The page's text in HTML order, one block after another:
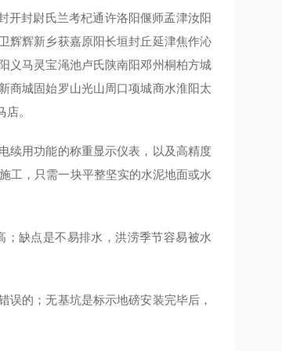
开封尉氏兰考杞通许洛阳偃师孟津汝阳
辉辉新乡获嘉原阳长垣封丘延津焦作沁
义马灵宝渑池卢氏陕南阳邓州桐柏方城
商城固始罗山光山周口项城商水淮阳太
。
续用功能的称重显示仪表，以及高精度
工，只需一块平整坚实的水泥地面或水
缺点是不易排水，洪涝季节容易被水
误的；无基坑是标示地磅安装完毕后，